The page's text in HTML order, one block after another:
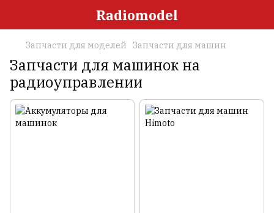
Radiomodel
Запчасти для моделей Запчасти для машин
Запчасти для машинок на
радиоуправлении